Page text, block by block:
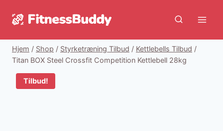
Hjem / Shop / Styrketræning Tilbud / Kettlebells Tilbud /
Titan BOX Steel Crossfit Competition Kettlebell 28kg
Tilbud!